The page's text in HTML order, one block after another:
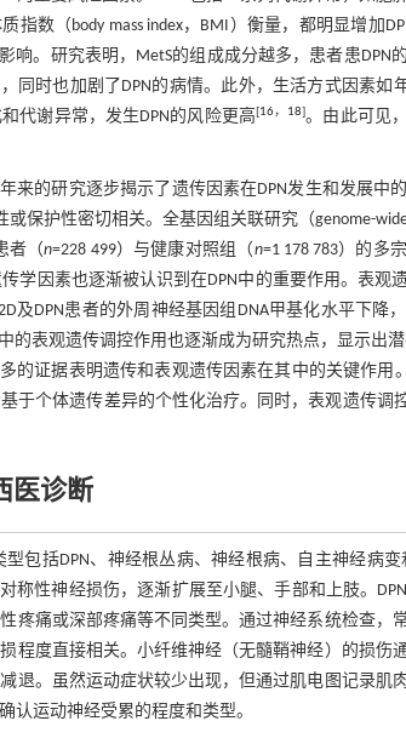
数（body mass index，BMI）衡量，都明显增加
响。研究表明，MetS的组成成分越多，患者患DPN
同时也加剧了DPN的病情。此外，生活方式因素如
代谢异常，发生DPN的风险更高[16， 18]。由此可见
来的研究逐步揭示了遗传因素在DPN发生和发展中
或保护性密切相关。全基因组关联研究（genome-
者（n=228 499）与健康对照组（n=1 178 783）的多
学因素也逐渐被认识到在DPN中的重要作用。表观
及DPN患者的外周神经基因组DNA甲基化水平下降
中的表观遗传调控作用也逐渐成为研究热点，显示出
的证据表明遗传和表观遗传因素在其中的关键作用
个体遗传差异的个性化治疗。同时，表观遗传调
医诊断
包括DPN、神经根丛病、神经根病、自主神经病
称性神经损伤，逐渐扩展至小腿、手部和上肢。
疼痛或深部疼痛等不同类型。通过神经系统检查，
程度直接相关。小纤维神经（无髓鞘神经）的损伤
退。虽然运动症状较少出现，但通过肌电图记录肌
认运动神经受累的程度和类型。